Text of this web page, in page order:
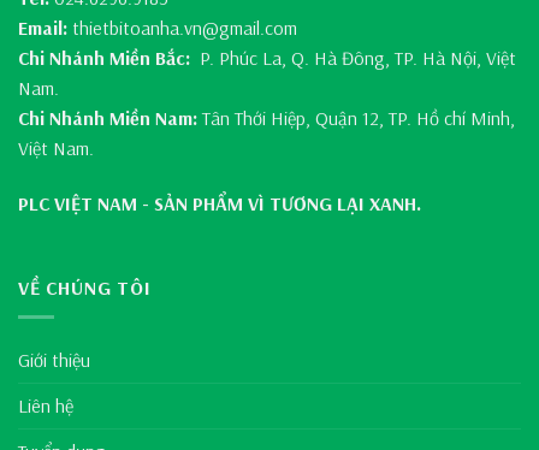
Email: thietbitoanha.vn@gmail.com
Chi Nhánh Miền Bắc: P. Phúc La, Q. Hà Đông, TP. Hà Nội, Việt
Nam.
Chi Nhánh Miền Nam:Tân Thới Hiệp, Quận 12, TP. Hồ chí Minh,
Việt Nam.
PLC VIỆT NAM - SẢN PHẨM VÌ TƯƠNG LẠI XANH.
VỀ CHÚNG TÔI
Giới thiệu
Liên hệ